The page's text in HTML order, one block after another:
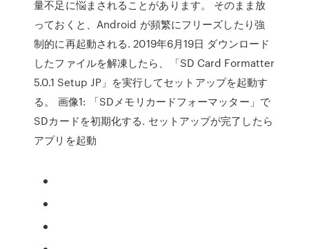
量不足に悩まされることがあります。 そのまま放
っておくと、Android が頻繁にフリーズしたり強
制的に再起動される. 2019年6月19日 ダウンロード
したファイルを解凍したら、「SD Card Formatter
5.0.1 Setup JP」を実行してセットアップを起動す
る。 画像1: 「SDメモリカードフォーマッター」で
SDカードを初期化する. セットアップが完了したら
アプリを起動